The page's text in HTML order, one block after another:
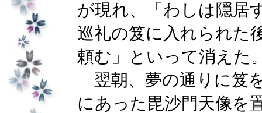
が現れ、「わしは隠居
巡礼の笈に入れられた
頼む」といって消えた
翌朝、夢の通りに笈
にあった毘沙門天像を